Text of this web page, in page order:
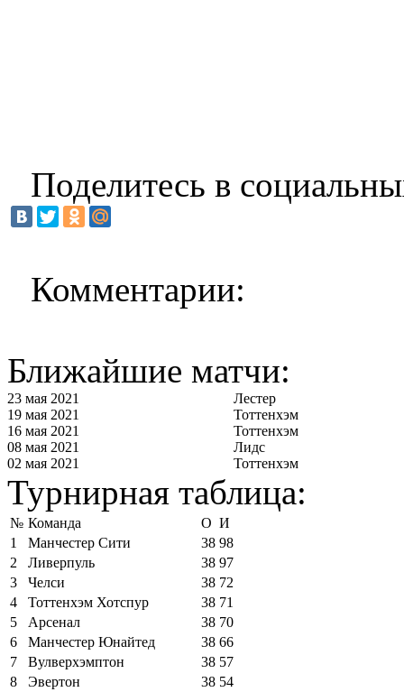
Поделитесь в
Комментарии:
Ближайшие матчи:
23 мая 2021
Лестер
19 мая 2021
Тоттенхэм
16 мая 2021
Тоттенхэм
08 мая 2021
Лидс
02 мая 2021
Тоттенхэм
Турнирная таблица:
№ Команда О И
1
Манчестер Сити 38 98
2
Ливерпуль 38 97
3
Челси 38 72
4
Тоттенхэм Хотспур 38 71
5
Арсенал 38 70
6
Манчестер Юнайтед 38 66
7
Вулверхэмптон 38 57
8
Эвертон 38 54